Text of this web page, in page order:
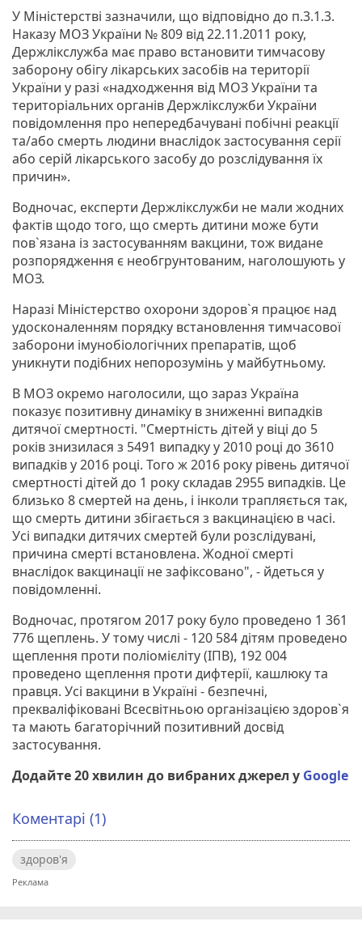
У Міністерстві зазначили, що відповідно до п.3.1.3.
Наказу МОЗ України № 809 від 22.11.2011 року,
Держлікслужба має право встановити тимчасову
заборону обігу лікарських засобів на території
України у разі «надходження від МОЗ України та
територіальних органів Держлікслужби України
повідомлення про непередбачувані побічні реакції
та/або смерть людини внаслідок застосування серії
або серій лікарського засобу до розслідування їх
причин».
Водночас, експерти Держлікслужби не мали жодних
фактів щодо того, що смерть дитини може бути
пов`язана із застосуванням вакцини, тож видане
розпорядження є необгрунтованим, наголошують у
МОЗ.
Наразі Міністерство охорони здоров`я працює над
удосконаленням порядку встановлення тимчасової
заборони імунобіологічних препаратів, щоб
уникнути подібних непорозумінь у майбутньому.
В МОЗ окремо наголосили, що зараз Україна
показує позитивну динаміку в зниженні випадків
дитячої смертності. "Смертність дітей у віці до 5
років знизилася з 5491 випадку у 2010 році до 3610
випадків у 2016 році. Того ж 2016 року рівень дитячої
смертності дітей до 1 року складав 2955 випадків. Це
близько 8 смертей на день, і інколи трапляється так,
що смерть дитини збігається з вакцинацією в часі.
Усі випадки дитячих смертей були розслідувані,
причина смерті встановлена. Жодної смерті
внаслідок вакцинації не зафіксовано", - йдеться у
повідомленні.
Водночас, протягом 2017 року було проведено 1 361
776 щеплень. У тому числі - 120 584 дітям проведено
щеплення проти поліомієліту (ІПВ), 192 004
проведено щеплення проти дифтерії, кашлюку та
правця. Усі вакцини в Україні - безпечні,
прекваліфіковані Всесвітньою організацією здоров`я
та мають багаторічний позитивний досвід
застосування.
Додайте 20 хвилин до вибраних джерел у Google
Коментарі (1)
здоров'я